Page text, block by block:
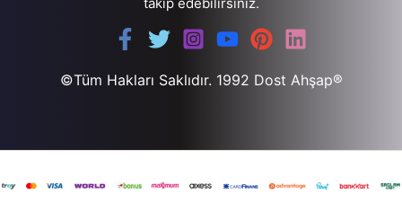
©Tüm Hakları Saklıdır. 1992 Dost Ahşap®